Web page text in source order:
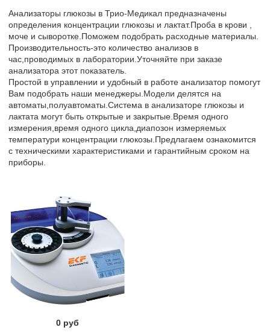
Анализаторы глюкозы в Трио-Медикал предназначены
определения концентрации глюкозы и лактат.Проба в крови ,
моче и сыворотке.Поможем подобрать расходные материалы.
Производительность-это количество анализов в
час,проводимых в лаборатории.Уточняйте при заказе
анализатора этот показатель.
Простой в управлении и удобный в работе анализатор помогут
Вам подобрать наши менеджеры.Модели делятся на
автоматы,полуавтоматы.Система в анализаторе глюкозы и
лактата могут быть открытые и закрытые.Время одного
измерения,время одного цикла,диапозон измеряемых
температури концентрации глюкозы.Предлагаем ознакомится
с техническими характеристиками и гарантийным сроком на
приборы.
0 руб